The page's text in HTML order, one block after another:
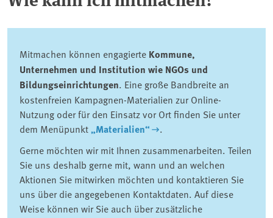
Mitmachen können engagierte Kommune,
Unternehmen und Institution wie NGOs und
Bildungseinrichtungen. Eine große Bandbreite an
kostenfreien Kampagnen-Materialien zur Online-
Nutzung oder für den Einsatz vor Ort finden Sie unter
dem Menüpunkt„Materialien“
.
Gerne möchten wir mit Ihnen zusammenarbeiten. Teilen
Sie uns deshalb gerne mit, wann und an welchen
Aktionen Sie mitwirken möchten und kontaktieren Sie
uns über die angegebenen Kontaktdaten. Auf diese
Weise können wir Sie auch über zusätzliche